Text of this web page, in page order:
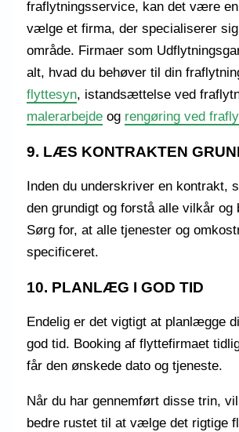
fraflytningsservice, kan det være
vælge et firma, der specialiserer
område. Firmaer som
alt, hvad du behøver til din
flyttesyn, istandsættelse ved
malerarbejde og rengøring ved
9. LÆS KONTRAKTEN
Inden du underskriver en kontrakt,
den grundigt og forstå alle vilkår og
Sørg for, at alle tjenester og
specificeret.
10. PLANLÆG I GOD TID
Endelig er det vigtigt at planlægge
god tid. Booking af flyttefirmaet
får den ønskede dato og tjeneste.
Når du har gennemført disse trin,
bedre rustet til at vælge det rigtige